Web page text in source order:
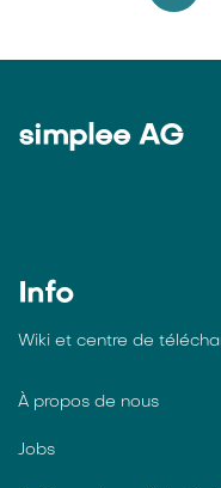
simplee AG
Info
Wiki et centre de
À propos de nous
Jobs